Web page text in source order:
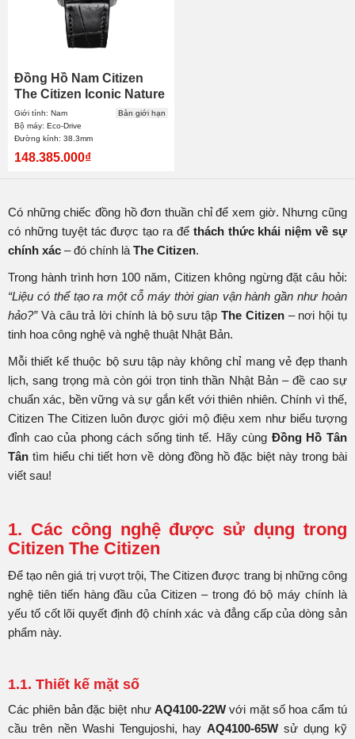
Đồng Hồ Nam Citizen
The Citizen Iconic Nature
Limited AQ4100-22W
38.3mm
Giới tính: Nam
Bộ máy: Eco-Drive
Đường kính: 38.3mm
Bản giới hạn
148.385.000₫
Có những chiếc đồng hồ đơn thuần chỉ để xem giờ. Nhưng cũng
có những tuyệt tác được tạo ra để thách thức khái niệm về sự
chính xác – đó chính là The Citizen.
Trong hành trình hơn 100 năm, Citizen không ngừng đặt câu hỏi:
“Liệu có thể tạo ra một cỗ máy thời gian vận hành gần như hoàn
hảo?”Và câu trả lời chính là bộ sưu tập The Citizen– nơi hội tụ
tinh hoa công nghệ và nghệ thuật Nhật Bản.
Mỗi thiết kế thuộc bộ sưu tập này không chỉ mang vẻ đẹp thanh
lịch, sang trọng mà còn gói trọn tinh thần Nhật Bản – đề cao sự
chuẩn xác, bền vững và sự gắn kết với thiên nhiên. Chính vì thế,
Citizen The Citizen luôn được giới mộ điệu xem như biểu tượng
đỉnh cao của phong cách sống tinh tế. Hãy cùng Đồng Hồ Tân
Tân tìm hiểu chi tiết hơn về dòng đồng hồ đặc biệt này trong bài
viết sau!
1. Các công nghệ được sử dụng trong
Citizen The Citizen
Để tạo nên giá trị vượt trội, The Citizen được trang bị những công
nghệ tiên tiến hàng đầu của Citizen – trong đó bộ máy chính là
yếu tố cốt lõi quyết định độ chính xác và đẳng cấp của dòng sản
phẩm này.
1.1. Thiết kế mặt số
Các phiên bản đặc biệt như AQ4100-22W với mặt số hoa cẩm tú
cầu trên nền Washi Tengujoshi, hayAQ4100-65W sử dụng kỹ